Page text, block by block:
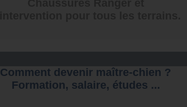
Comment devenir maître-chien ?
Formation, salaire, études ...